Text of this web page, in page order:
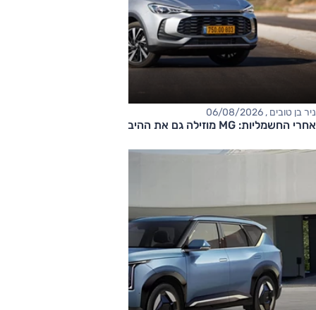
ניר בן טובים , 06/08/2026
אחרי החשמליות: MG מוזילה גם את ההיברידיות